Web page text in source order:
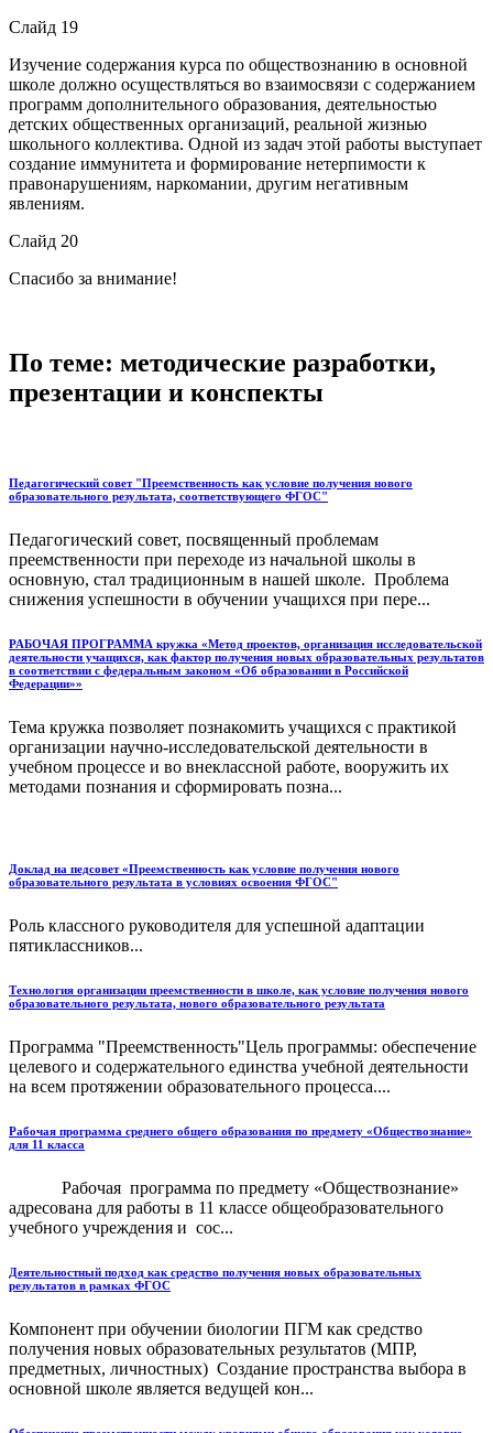
Слайд 19
Изучение содержания курса по обществознанию в основной
школе должно осуществляться во взаимосвязи с содержанием
программ дополнительного образования, деятельностью
детских общественных организаций, реальной жизнью
школьного коллектива. Одной из задач этой работы выступает
создание иммунитета и формирование нетерпимости к
правонарушениям, наркомании, другим негативным
явлениям.
Слайд 20
Спасибо за внимание!
По теме: методические разработки,
презентации и конспекты
Педагогический совет "Преемственность как условие получения нового
образовательного результата, соответствующего ФГОС"
Педагогический совет, посвященный проблемам
преемственности при переходе из начальной школы в
основную, стал традиционным в нашей школе. Проблема
снижения успешности в обучении учащихся при пере...
РАБОЧАЯ ПРОГРАММА кружка «Метод проектов, организация исследовательской
деятельности учащихся, как фактор получения новых образовательных результатов
в соответствии с федеральным законом «Об образовании в Российской
Федерации»»
Тема кружка позволяет познакомить учащихся с практикой
организации научно-исследовательской деятельности в
учебном процессе и во внеклассной работе, вооружить их
методами познания и сформировать позна...
Доклад на педсовет «Преемственность как условие получения нового
образовательного результата в условиях освоения ФГОС"
Роль классного руководителя для успешной адаптации
пятиклассников...
Технология организации преемственности в школе, как условие получения нового
образовательного результата, нового образовательного результата
Программа "Преемственность"Цель программы: обеспечение
целевого и содержательного единства учебной деятельности
на всем протяжении образовательного процесса....
Рабочая программа среднего общего образования по предмету «Обществознание»
для 11 класса
Рабочая программа по предмету «Обществознание»
адресована для работы в 11 классе общеобразовательного
учебного учреждения и сос...
Деятельностный подход как средство получения новых образовательных
результатов в рамках ФГОС
Компонент при обучении биологии ПГМ как средство
получения новых образовательных результатов (МПР,
предметных, личностных) Создание пространства выбора в
основной школе является ведущей кон...